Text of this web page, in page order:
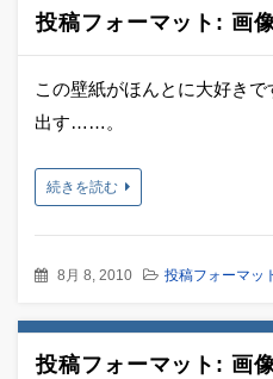
投稿フォーマット: 画
この壁紙がほんとに大好き
出す……。
続きを読む
8月 8, 2010 投稿フォーマッ
投稿フォーマット: 画